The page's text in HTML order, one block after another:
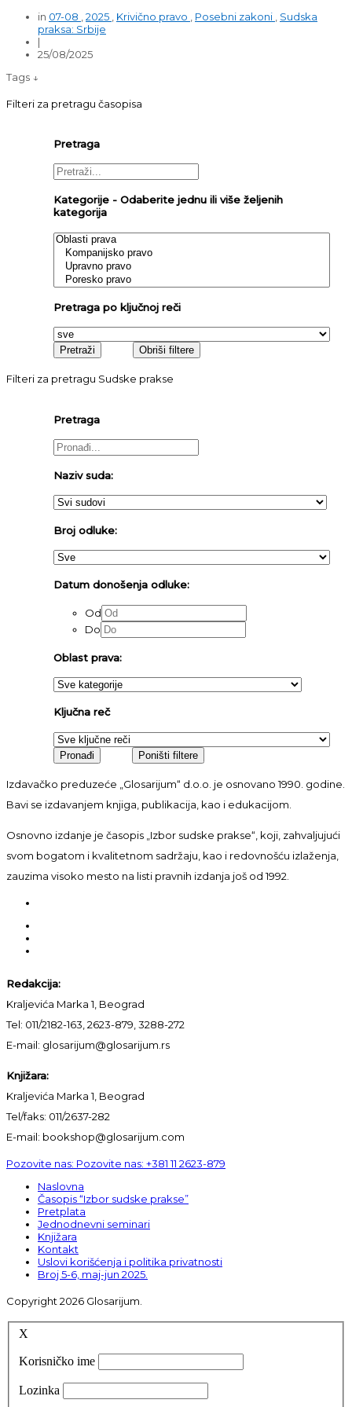
in 07-08 2025 Krivično pravo Posebni zakoni
Sudska
praksa: Srbije
|
25/08/2025
Tags ↓
Filteri za pretragu časopisa
Pretraga
Kategorije - Odaberite jednu ili više željenih
kategorija
Pretraga po ključnoj reči
Filteri za pretragu Sudske prakse
Pretraga
Naziv suda:
Broj odluke:
Datum donošenja odluke:
Od
Do
Oblast prava:
Ključna reč
Izdavačko preduzeće „Glosarijum“ d.o.o. je osnovano 1990. godine.
Bavi se izdavanjem knjiga, publikacija, kao i edukacijom.
Osnovno izdanje je časopis „Izbor sudske prakse“, koji, zahvaljujući
svom bogatom i kvalitetnom sadržaju, kao i redovnošću izlaženja,
zauzima visoko mesto na listi pravnih izdanja još od 1992.
Redakcija:
Kraljevića Marka 1, Beograd
Tel: 011/2182-163, 2623-879, 3288-272
E-mail: glosarijum@glosarijum.rs
Knjižara:
Kraljevića Marka 1, Beograd
Tel/faks: 011/2637-282
E-mail: bookshop@glosarijum.com
Pozovite nas: Pozovite nas: +381 11 2623-879
Naslovna
Časopis “Izbor sudske prakse”
Pretplata
Jednodnevni seminari
Knjižara
Kontakt
Uslovi korišćenja i politika privatnosti
Broj 5-6, maj-jun 2025.
Copyright 2026 Glosarijum.
X
Korisničko ime
Lozinka